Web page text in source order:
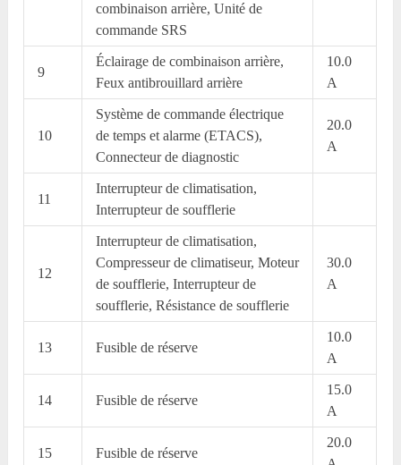
combinaison arrière, Unité de
commande SRS
9
Éclairage de combinaison arrière,
Feux antibrouillard arrière
10.0
A
10
Système de commande électrique
de temps et alarme (ETACS),
Connecteur de diagnostic
20.0
A
11
Interrupteur de climatisation,
Interrupteur de soufflerie
12
Interrupteur de climatisation,
Compresseur de climatiseur, Moteur
de soufflerie, Interrupteur de
soufflerie, Résistance de soufflerie
30.0
A
13 Fusible de réserve
10.0
A
14 Fusible de réserve
15.0
A
15 Fusible de réserve
20.0